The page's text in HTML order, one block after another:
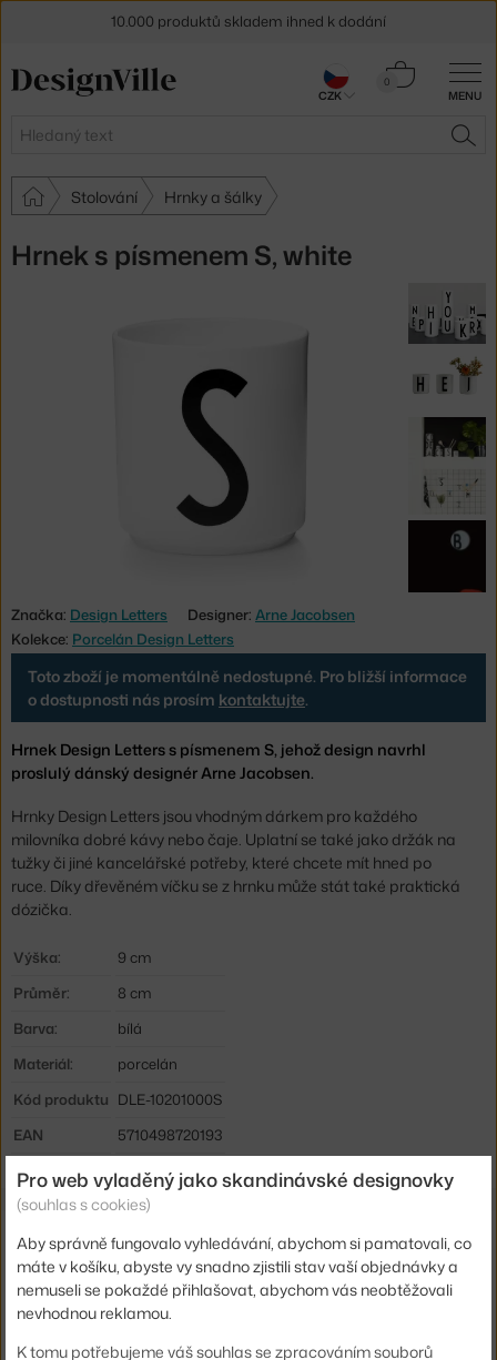
MENU
Hledat
0
Košík
Stolování Hrnky a šálky
Hrnek s písmenem S, white
Značka: Design Letters Designer: Arne Jacobsen
Kolekce: Porcelán Design Letters
Toto zboží je momentálně nedostupné. Pro bližší informace
o dostupnosti nás prosím kontaktujte.
Hrnek Design Letters s písmenem S, jehož design navrhl
proslulý dánský designér Arne Jacobsen.
Hrnky Design Letters jsou vhodným dárkem pro každého
milovníka dobré kávy nebo čaje. Uplatní se také jako držák na
tužky či jiné kancelářské potřeby, které chcete mít hned po
ruce. Díky dřevěném víčku se z hrnku může stát také praktická
dózička.
Výška:
9 cm
Průměr:
8 cm
Barva:
bílá
Materiál:
porcelán
Kód produktu DLE-10201000S
EAN
5710498720193
Ze stejné kolekce
KUCHYŇSKÁ UTĚRKA, SADA 2 KS, BEIGE
DESIGN LETTERS
437 Kč
10.000 produktů skladem ihned k dodání
30 dní na vrácení zbožíCZK
Pro web vyladěný jako skandinávské designovky
(souhlas s cookies)
Aby správně fungovalo vyhledávání, abychom si pamatovali, co
máte v košíku, abyste vy snadno zjistili stav vaší objednávky a
nemuseli se pokaždé přihlašovat, abychom vás neobtěžovali
nevhodnou reklamou.
K tomu potřebujeme váš souhlas se zpracováním souborů